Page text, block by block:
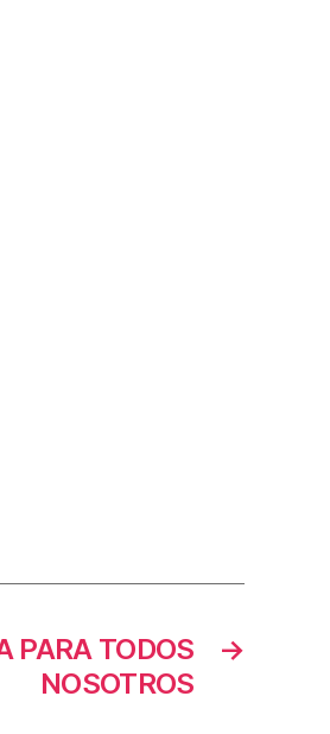
→
PARA TODOS
NOSOTROS